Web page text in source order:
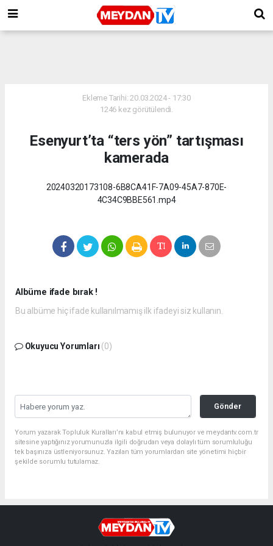
Ekleme Tarihi: 20.03.2024 - 17:30
1246 kez görütülendi.
Esenyurt’ta “ters yön” tartışması
kamerada
20240320173108-6B8CA41F-7A09-45A7-870E-
4C34C9BBE561.mp4
Albüme ifade bırak !
Bu albüme hiç ifade kullanılmamış ilk ifadeyi siz kullanın.
Okuyucu Yorumları (0)
Gönder
Yorum yazarak Topluluk Kuralları’nı kabul etmiş bulunuyor ve meydantv.com.tr
sitesine yaptığınız yorumunuzla ilgili doğrudan veya dolaylı tüm sorumluluğu
tek başınıza üstleniyorsunuz. Yazılan tüm yorumlardan site yönetimi hiçbir
şekilde sorumlu tutulamaz.